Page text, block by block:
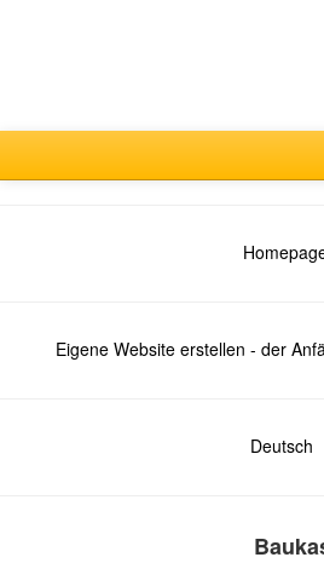
Eigene Website erstellen - der
Deutsch